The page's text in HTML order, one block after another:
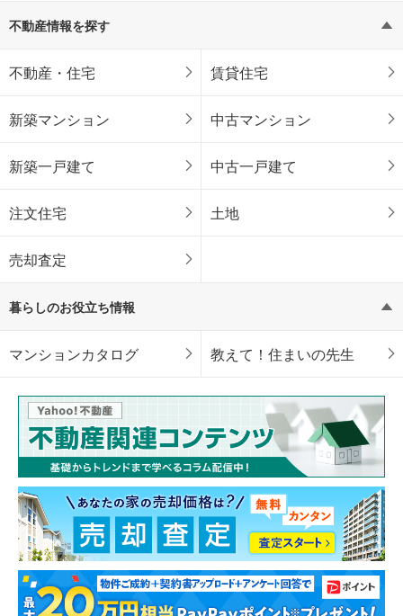
不動産情報を探す
不動産・住宅 賃貸住宅
新築マンション 中古マンション
新築一戸建て 中古一戸建て
注文住宅 土地
売却査定
暮らしのお役立ち情報
マンションカタログ 教えて！住まいの先生